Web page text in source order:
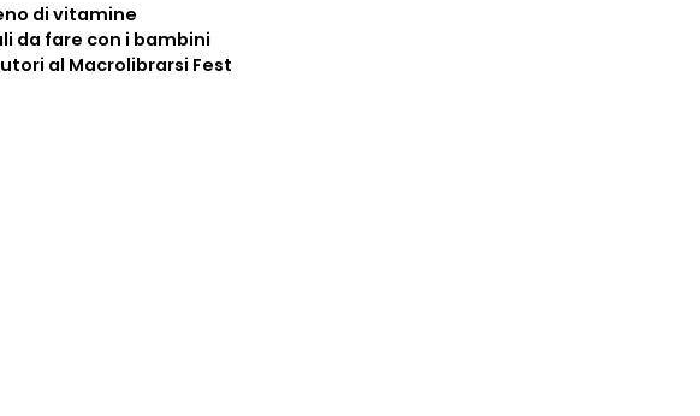
di vitamine
da fare con i bambini
al Macrolibrarsi Fest